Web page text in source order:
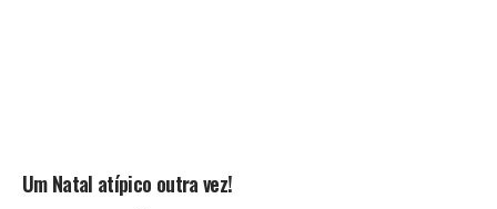
Um Natal atípico outra vez!